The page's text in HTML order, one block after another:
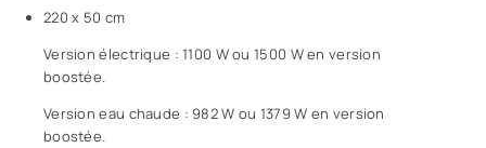
220 x 50 cm
Version électrique : 1100 W ou 1500 W en version
boostée.
Version eau chaude : 982 W ou 1379 W en version
boostée.